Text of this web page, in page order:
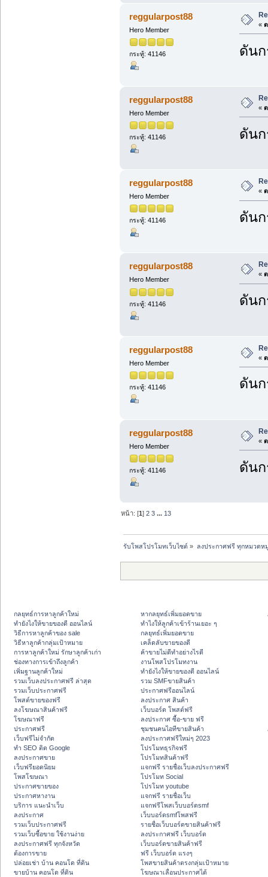
reggularpost88
Hero Member
กระทู้: 41146
«
ดัน
reggularpost88
Hero Member
กระทู้: 41146
«
ดัน
reggularpost88
Hero Member
กระทู้: 41146
«
ดัน
reggularpost88
Hero Member
กระทู้: 41146
«
ดัน
reggularpost88
Hero Member
กระทู้: 41146
«
ดัน
reggularpost88
Hero Member
กระทู้: 41146
«
ดัน
หน้า: [1]2 3 ... 13
รับโพสโปรโมทเว็บไซต์ » ลงประกาศฟรี ทุกหมวดห
กลยุทธ์การหาลูกค้าใหม่
ทํายังไงให้ขายของดี ออนไลน์
วิธีการหาลูกค้าของ sale
วิธีหาลูกค้ากลุ่มเป้าหมาย
การหาลูกค้าใหม่ รักษาลูกค้าเก่า
ช่องทางการเข้าถึงลูกค้า
เพิ่มฐานลูกค้าใหม่
รวมเว็บลงประกาศฟรี ล่าสุด
รวมเว็บประกาศฟรี
โพสต์ขายของฟรี
ลงโฆษณาสินค้าฟรี
โฆษณาฟรี
ประกาศฟรี
เว็บฟรีไม่จำกัด
ทำ SEO ติด Google
ลงประกาศขาย
เว็บฟรียอดนิยม
โพสโฆษณา
ประกาศขายของ
ประกาศหางาน
บริการ แนะนำเว็บ
ลงประกาศ
รวมเว็บประกาศฟรี
รวมเว็บซื้อขาย ใช้งานง่าย
ลงประกาศฟรี ทุกจังหวัด
ต้องการขาย
ปล่อยเช่า บ้าน คอนโด ที่ดิน
ขายบ้าน คอนโด ที่ดิน
หากลยุทธ์เพิ่มยอดขาย
ทําไงให้ลูกค้าเข้าร้านเยอะ ๆ
กลยุทธ์เพิ่มยอดขาย
เคล็ดลับขายของดี
ค้าขายไม่ดีทำอย่างไรดี
งานโพสโปรโมทงาน
ทํายังไงให้ขายของดี ออนไลน์
รวม SMFขายสินค้า
ประกาศฟรีออนไลน์
ลงประกาศ สินค้า
เว็บบอร์ด โพสต์ฟรี
ลงประกาศ ซื้อ-ขาย ฟรี
ชุมชนคนไอทีขายสินค้า
ลงประกาศฟรีใหม่ๆ 2023
โปรโมทธุรกิจฟรี
โปรโมทสินค้าฟรี
แจกฟรี รายชื่อเว็บลงประกาศฟรี
โปรโมท Social
โปรโมท youtube
แจกฟรี รายชื่อเว็บ
แจกฟรีโพสเว็บบอร์ดsmf
เว็บบอร์ดsmfโพสฟรี
รายชื่อเว็บบอร์ดขายสินค้าฟรี
ลงประกาศฟรี เว็บบอร์ด
เว็บบอร์ดขายสินค้าฟรี
ฟรี เว็บบอร์ด แรงๆ
โพสขายสินค้าตรงกลุ่มเป้าหมาย
โฆษณาเลื่อนประกาศได้